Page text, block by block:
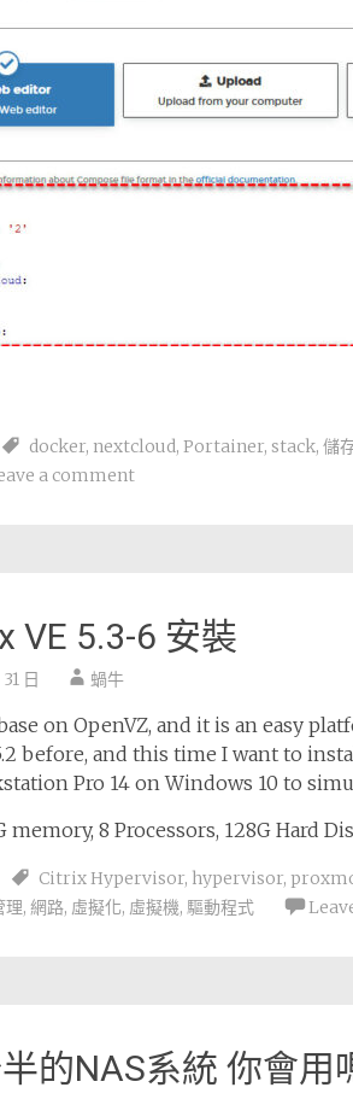
docker, nextcloud, Portainer, stack, 儲
a comment
VE 5.3-6 安裝
日 蝸牛
on OpenVZ, and it is an easy
before, and this time I want to
Pro 14 on Windows 10 to
memory, 8 Processors, 128G Hard
Citrix Hypervisor, hypervisor,
理, 網路, 虛擬化, 虛擬機, 驅動程式
的NAS系統 你會用